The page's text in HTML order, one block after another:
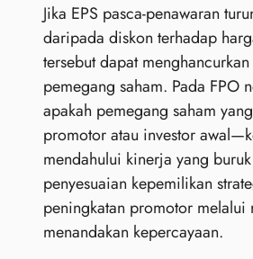
Jika EPS pasca‑penawaran
daripada diskon terhadap
tersebut dapat
pemegang saham. Pada FPO
apakah pemegang saham
promotor atau investor
mendahului kinerja yang
penyesuaian kepemilikan
peningkatan promotor melalui
menandakan kepercayaan.